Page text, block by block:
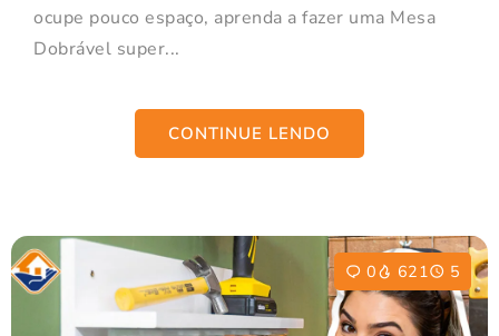
ocupe pouco espaço, aprenda a fazer uma Mesa
Dobrável super...
CONTINUE LENDO
0 621 5